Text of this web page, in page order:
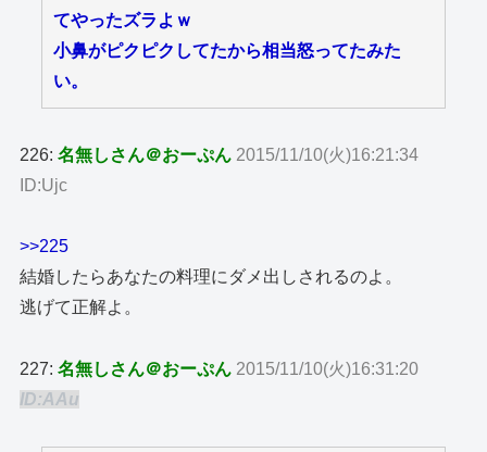
てやったズラよｗ
小鼻がピクピクしてたから相当怒ってたみた
い。
226:名無しさん＠おーぷん 2015/11/10(火)16:21:34
ID:Ujc
>>225
結婚したらあなたの料理にダメ出しされるのよ。
逃げて正解よ。
227:名無しさん＠おーぷん 2015/11/10(火)16:31:20
ID:AAu